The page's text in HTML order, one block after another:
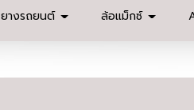
ยางรถยนต์ ล้อแม็กซ์